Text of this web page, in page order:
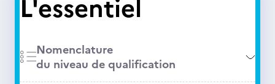
L'essentiel
Nomenclature
du niveau de qualification